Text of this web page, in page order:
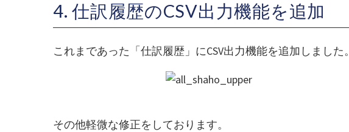
4. 仕訳履歴のCSV出力機能を追加
これまであった「仕訳履歴」にCSV出力機能を追加しました。
その他軽微な修正をしております。